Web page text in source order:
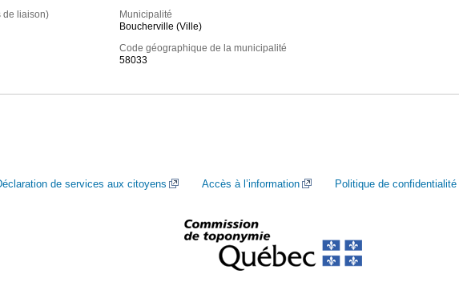
de liaison)
Municipalité
Boucherville (Ville)
Code géographique de la municipalité
58033
de services aux citoyens Accès à l’information Politique de confidentialité